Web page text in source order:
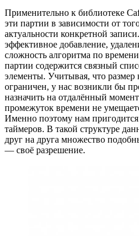
Применительно к библиотеке
эти партии в зависимости от
актуальности конкретной
эффективное добавление,
сложность алгоритма по
партии содержится связный
элементы. Учитывая, что размер
ограничен, у нас возникли бы
назначить на отдалённый
промежуток времени не
Именно поэтому нам пригодится
таймеров. В такой структуре
друг на друга множество
— своё разрешение.